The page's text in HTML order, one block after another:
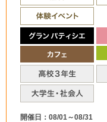
開催日：08/01～08/31